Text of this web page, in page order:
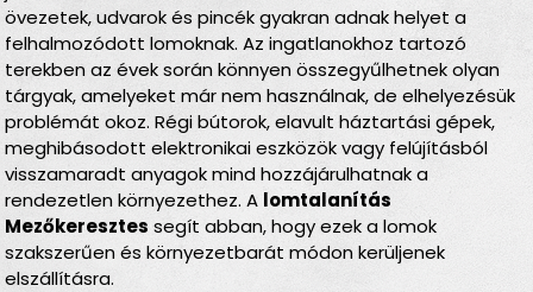
övezetek, udvarok és pincék gyakran adnak helyet a
felhalmozódott lomoknak. Az ingatlanokhoz tartozó
terekben az évek során könnyen összegyűlhetnek olyan
tárgyak, amelyeket már nem használnak, de elhelyezésük
problémát okoz. Régi bútorok, elavult háztartási gépek,
meghibásodott elektronikai eszközök vagy felújításból
visszamaradt anyagok mind hozzájárulhatnak a
rendezetlen környezethez. A lomtalanítás
Mezőkeresztes segít abban, hogy ezek a lomok
szakszerűen és környezetbarát módon kerüljenek
elszállításra.